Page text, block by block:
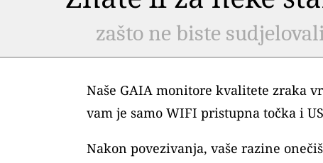
zašto ne biste
Naše GAIA monitore kvalitete zraka
vam je samo WIFI pristupna točka i
Nakon povezivanja, vaše razine